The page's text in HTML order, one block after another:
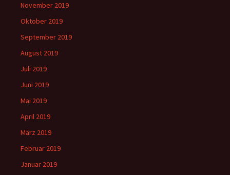
November 2019
Oktober 2019
September 2019
August 2019
Juli 2019
Juni 2019
Mai 2019
April 2019
März 2019
Februar 2019
Januar 2019